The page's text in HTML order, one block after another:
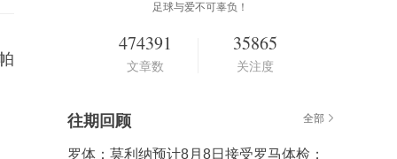
足球与爱不可辜负！
474391
文章数
35865
关注度
往期回顾 全部
罗体：莫利纳预计8月8日接受罗马体检；